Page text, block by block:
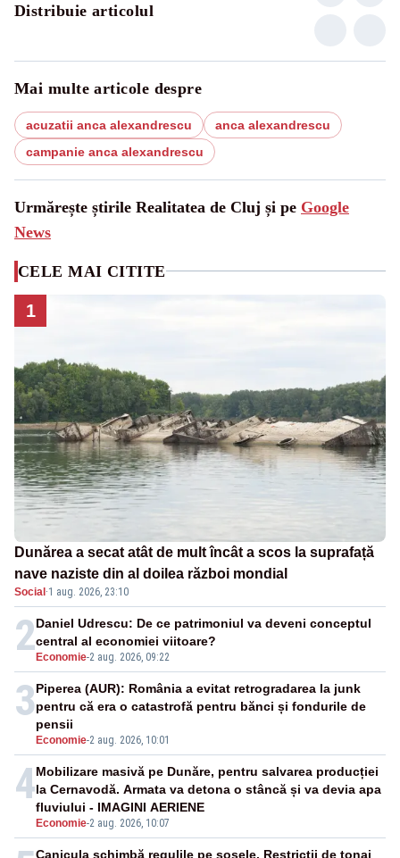
Distribuie articolul
Mai multe articole despre
acuzatii anca alexandrescu
anca alexandrescu
campanie anca alexandrescu
Urmărește știrile Realitatea de Cluj și pe Google
News
CELE MAI CITITE
1
Dunărea a secat atât de mult încât a scos la suprafață
nave naziste din al doilea război mondial
Social ·1 aug. 2026, 23:10
2 Economie-2 aug. 2026, 09:22
Daniel Udrescu: De ce patrimoniul va deveni conceptul
central al economiei viitoare?
3
Economie-2 aug. 2026, 10:01
Piperea (AUR): România a evitat retrogradarea la junk
pentru că era o catastrofă pentru bănci și fondurile de
pensii
4
Economie-2 aug. 2026, 10:07
Mobilizare masivă pe Dunăre, pentru salvarea producției
la Cernavodă. Armata va detona o stâncă și va devia apa
fluviului - IMAGINI AERIENE
Canicula schimbă regulile pe șosele. Restricții de tonaj